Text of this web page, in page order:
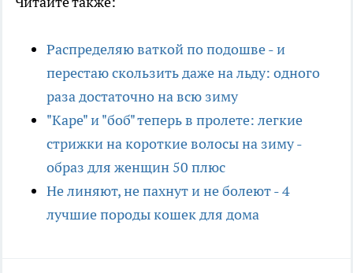
Распределяю ваткой по подошве - и
перестаю скользить даже на льду: одного
раза достаточно на всю зиму
"Каре" и "боб" теперь в пролете: легкие
стрижки на короткие волосы на зиму -
образ для женщин 50 плюс
Не линяют, не пахнут и не болеют - 4
лучшие породы кошек для дома